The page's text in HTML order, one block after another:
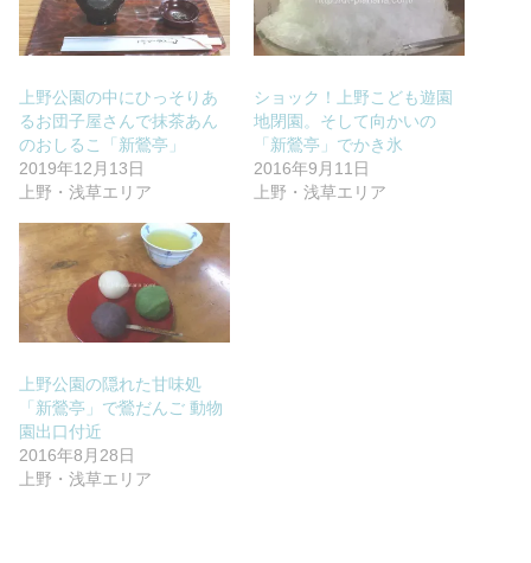
上野公園の中にひっそりあ
るお団子屋さんで抹茶あん
のおしるこ「新鶯亭」
2019年12月13日
上野・浅草エリア
ショック！上野こども遊園
地閉園。そして向かいの
「新鶯亭」でかき氷
2016年9月11日
上野・浅草エリア
上野公園の隠れた甘味処
「新鶯亭」で鶯だんご 動物
園出口付近
2016年8月28日
上野・浅草エリア